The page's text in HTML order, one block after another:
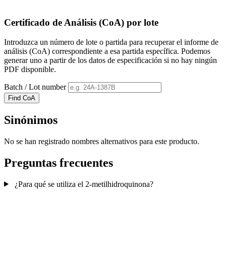
Certificado de Análisis (CoA) por lote
Introduzca un número de lote o partida para recuperar el informe de
análisis (CoA) correspondiente a esa partida específica. Podemos
generar uno a partir de los datos de especificación si no hay ningún
PDF disponible.
Batch / Lot number
Find CoA
Sinónimos
No se han registrado nombres alternativos para este producto.
Preguntas frecuentes
¿Para qué se utiliza el 2-metilhidroquinona?